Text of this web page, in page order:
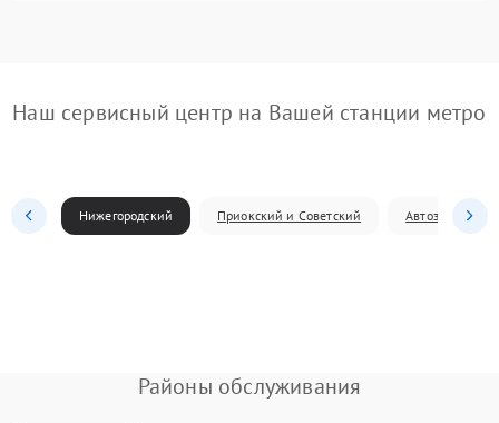
Наш сервисный центр на Вашей станции метро
Нижегородский Приокский и Советский Автозаводский
Районы обслуживания